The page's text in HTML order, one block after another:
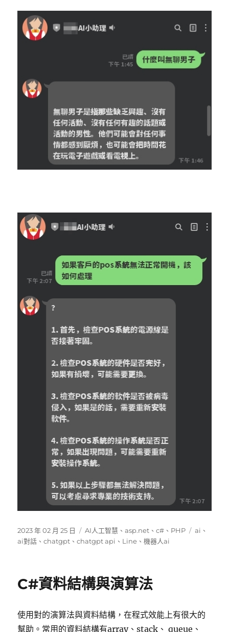
發
佈
2023 年 02 月 25 日
分
類
AI人工智慧 、asp.net 、c# 、 PHP
標
ai 、
ai對話 、chatgpt 、chatgpt api 、 Line 、機器人ai
C#資料結構與演算法
使用對的演算法與資料結構，在程式效能上有很大的
幫助。常用的資料結構有array、stack、 queue、